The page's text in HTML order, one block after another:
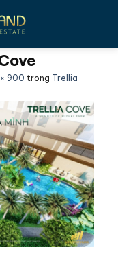
900 trong Trellia